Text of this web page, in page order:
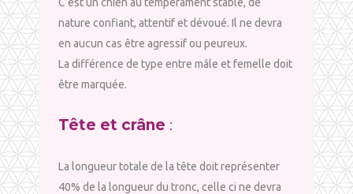
nature confiant, attentif et dévoué. Il ne devra
en aucun cas être agressif ou peureux.
La différence de type entre mâle et femelle doit
être marquée.
Tête et crâne :
La longueur totale de la tête doit représenter
40% de la longueur du tronc, celle ci ne devra